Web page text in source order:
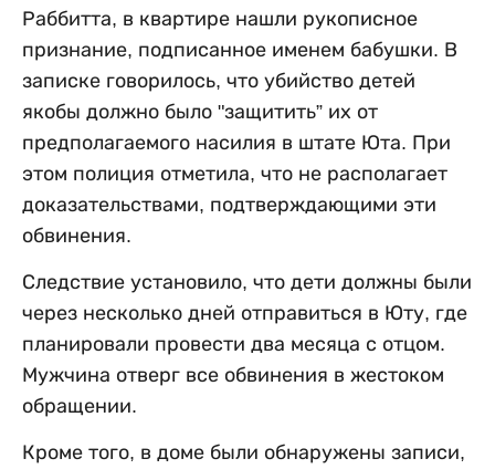
Раббитта, в квартире нашли рукописное
признание, подписанное именем бабушки. В
записке говорилось, что убийство детей
якобы должно было "защитить” их от
предполагаемого насилия в штате Юта. При
этом полиция отметила, что не располагает
доказательствами, подтверждающими эти
обвинения.
Следствие установило, что дети должны были
через несколько дней отправиться в Юту, где
планировали провести два месяца с отцом.
Мужчина отверг все обвинения в жестоком
обращении.
Кроме того, в доме были обнаружены записи,